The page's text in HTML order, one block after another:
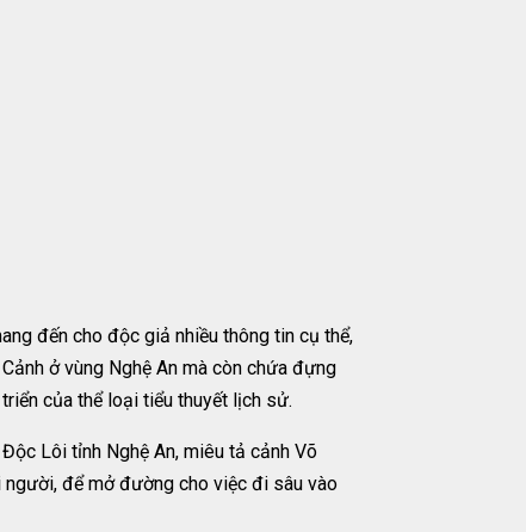
đến cho độc giả nhiều thông tin cụ thể,
ở vùng Nghệ An mà còn chứa đựng
của thể loại tiểu thuyết lịch sử.
Lôi tỉnh Nghệ An, miêu tả cảnh Võ
để mở đường cho việc đi sâu vào